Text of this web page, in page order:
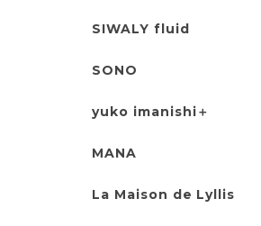
SIWALY fluid
SONO
yuko imanishi＋
MANA
La Maison de Lyllis